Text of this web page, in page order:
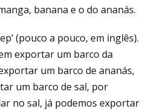
banana e o do ananás.
(pouco a pouco, em inglês).
exportar um barco da
um barco de ananás,
um barco de sal, por
no sal, já podemos exportar